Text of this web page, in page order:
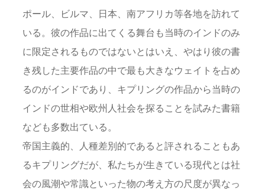
ポール、ビルマ、日本、南アフリカ等各地を訪れて
いる。彼の作品に出てくる舞台も当時のインドのみ
に限定されるものではないとはいえ、やはり彼の書
き残した主要作品の中で最も大きなウェイトを占め
るのがインドであり、キプリングの作品から当時の
インドの世相や欧州人社会を探ることを試みた書籍
なども多数出ている。
帝国主義的、人種差別的であると評されることもあ
るキプリングだが、私たちが生きている現代とは社
会の風潮や常識といった物の考え方の尺度が異なっ